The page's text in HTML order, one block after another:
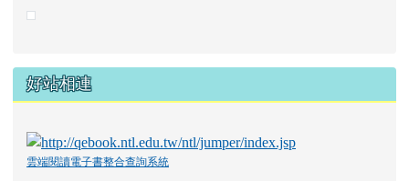
好站相連
雲端閱讀電子書整合查詢系統